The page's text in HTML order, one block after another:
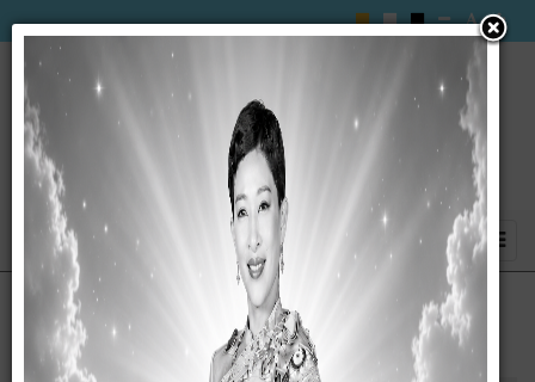
กิจกรรมธนาคารน้ำใต้ดิน ประจำปี 2565